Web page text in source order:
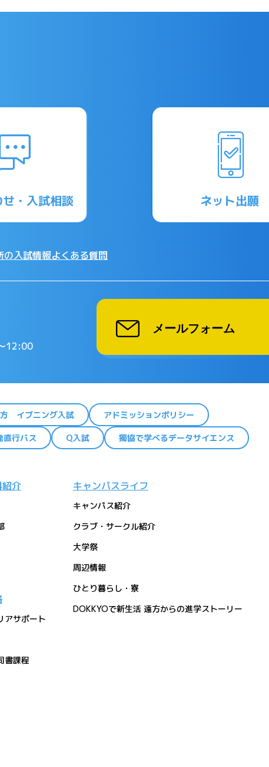
・入試相談 ネット出願
の入試情報よくある質問
12:00
メールフォーム
イブニング入試 アドミッションポリシー
行バス Q入試 獨協で学べるデータサイエンス
介
アサポート
書課程
キャンパスライフ
キャンパス紹介
クラブ・サークル紹介
大学祭
周辺情報
ひとり暮らし・寮
DOKKYOで新生活 遠方からの進学ストーリー